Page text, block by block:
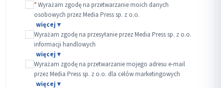
*Wyrażam zgodę na przetwarzanie moich danych
osobowych przez Media Press sp. z o.o.
Wyrażam zgodę na przesyłanie przez Media Press sp. z o.o.
informacji handlowych
Wyrażam zgodę na przetwarzanie mojego adresu e-mail
przez Media Press sp. z o.o. dla celów marketingowych